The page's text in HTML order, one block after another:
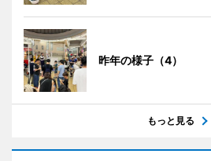
昨年の様子（4）
もっと見る